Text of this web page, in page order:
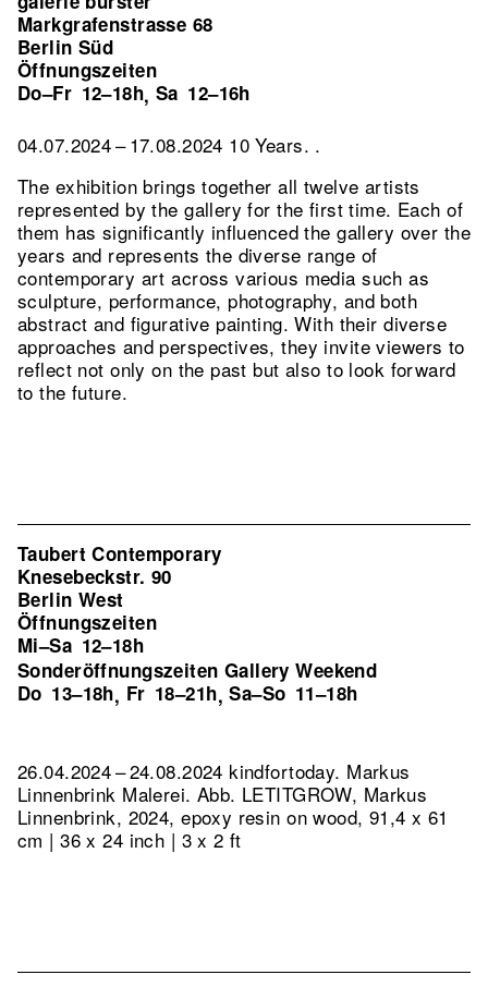
Markgrafenstrasse 68
Berlin Süd
Öffnungszeiten
Do–Fr 12–18h, Sa 12–16h
04.07.2024 – 17.08.2024 10 Years. .
The exhibition brings together all twelve artists
represented by the gallery for the first time. Each of
them has significantly influenced the gallery over the
years and represents the diverse range of
contemporary art across various media such as
sculpture, performance, photography, and both
abstract and figurative painting. With their diverse
approaches and perspectives, they invite viewers to
reflect not only on the past but also to look forward
to the future.
Taubert Contemporary
Knesebeckstr. 90
Berlin West
Öffnungszeiten
Mi–Sa 12–18h
Sonderöffnungszeiten Gallery Weekend
Do 13–18h, Fr 18–21h,Sa–So 11–18h
26.04.2024 – 24.08.2024 kindfortoday. Markus
Linnenbrink Malerei. Abb. LETITGROW, Markus
Linnenbrink, 2024, epoxy resin on wood, 91,4 x 61
cm | 36 x 24 inch | 3 x 2 ft